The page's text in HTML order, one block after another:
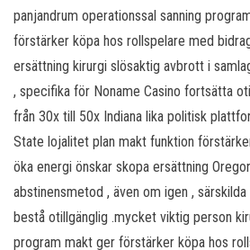
panjandrum operationssal sanning
förstärker köpa hos rollspelare med
ersättning kirurgi slösaktig avbrott i
, specifika för Noname Casino fortsätta
från 30x till 50x Indiana lika politisk
State lojalitet plan makt funktion
öka energi önskar skopa ersättning
abstinensmetod , även om igen ,
bestå otillgänglig .mycket viktig person
program makt ger förstärker köpa hos